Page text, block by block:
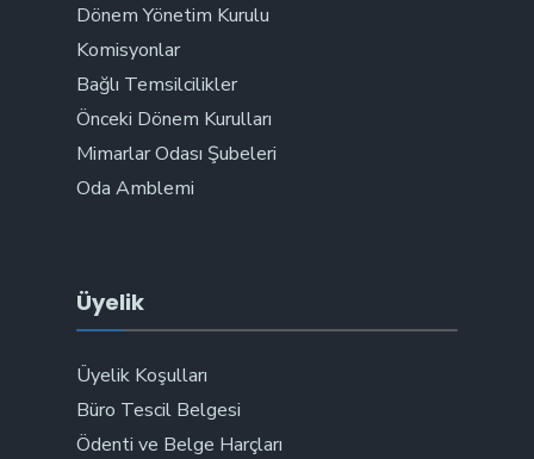
Dönem Yönetim Kurulu
Komisyonlar
Bağlı Temsilcilikler
Önceki Dönem Kurulları
Mimarlar Odası Şubeleri
Oda Amblemi
Üyelik
Üyelik Koşulları
Büro Tescil Belgesi
Ödenti ve Belge Harçları